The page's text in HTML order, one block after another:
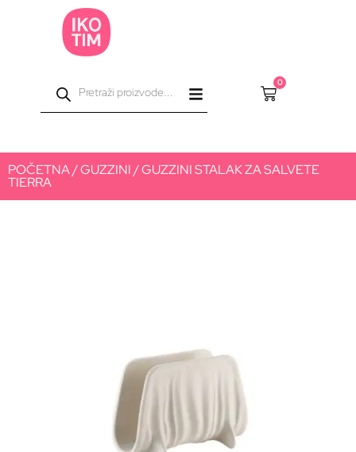
0
POČETNA/GUZZINI/ GUZZINI STALAK ZA SALVETE
TIERRA